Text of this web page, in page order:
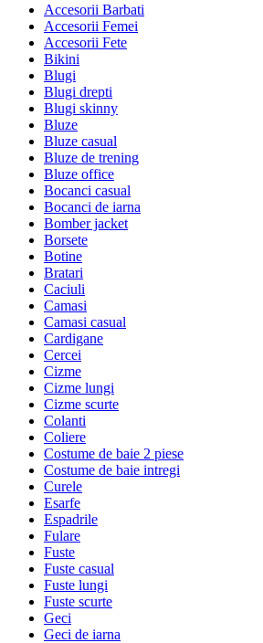
Accesorii Barbati
Accesorii Femei
Accesorii Fete
Bikini
Blugi
Blugi drepti
Blugi skinny
Bluze
Bluze casual
Bluze de trening
Bluze office
Bocanci casual
Bocanci de iarna
Bomber jacket
Borsete
Botine
Bratari
Caciuli
Camasi
Camasi casual
Cardigane
Cercei
Cizme
Cizme lungi
Cizme scurte
Colanti
Coliere
Costume de baie 2 piese
Costume de baie intregi
Curele
Esarfe
Espadrile
Fulare
Fuste
Fuste casual
Fuste lungi
Fuste scurte
Geci
Geci de iarna